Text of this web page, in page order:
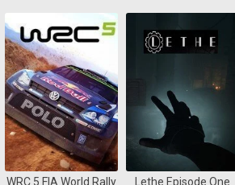
WRC 5 FIA World Rally Lethe Episode One